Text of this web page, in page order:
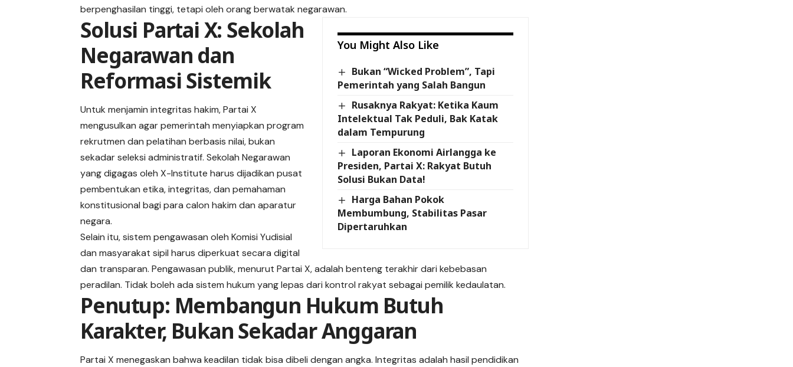
berpenghasilan tinggi, tetapi oleh orang berwatak negarawan.
You Might Also Like
Bukan “Wicked Problem”, Tapi
Pemerintah yang Salah Bangun
Rusaknya Rakyat: Ketika Kaum
Intelektual Tak Peduli, Bak Katak
dalam Tempurung
Laporan Ekonomi Airlangga ke
Presiden, Partai X: Rakyat Butuh
Solusi Bukan Data!
Harga Bahan Pokok
Membumbung, Stabilitas Pasar
Dipertaruhkan
Solusi Partai X: Sekolah
Negarawan dan
Reformasi Sistemik
Untuk menjamin integritas hakim,Partai X
mengusulkan agar pemerintah menyiapkan program
rekrutmen dan pelatihan berbasis nilai, bukan
sekadar seleksi administratif.Sekolah Negarawan
yang digagas oleh X-Institute harus dijadikan pusat
pembentukan etika, integritas, dan pemahaman
konstitusional bagi para calon hakim dan aparatur
negara.
Selain itu, sistem pengawasan oleh Komisi Yudisial
dan masyarakat sipil harus diperkuat secara digital
dan transparan. Pengawasan publik, menurut Partai X, adalah benteng terakhir dari kebebasan
peradilan. Tidak boleh ada sistem hukum yang lepas dari kontrol rakyat sebagai pemilik kedaulatan.
Penutup: Membangun Hukum Butuh
Karakter, Bukan Sekadar Anggaran
Partai X menegaskan bahwa keadilan tidak bisa dibeli dengan angka. Integritas adalah hasil pendidikan